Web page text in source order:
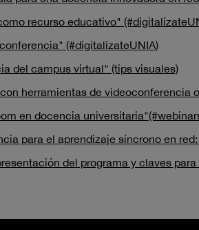
recurso educativo"
(#digitalízateUNIA)
del campus virtual" (tips visuales)
herramientas de videoconferencia
en docencia
para el aprendizaje síncrono en
del programa y claves